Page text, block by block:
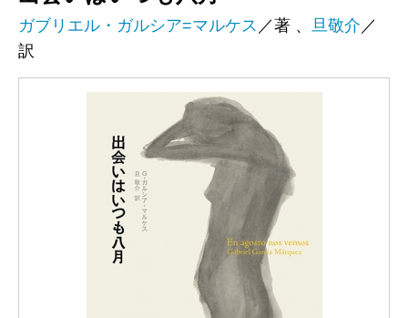
ガブリエル・ガルシア=マルケス ／著 、 旦敬介 ／
訳